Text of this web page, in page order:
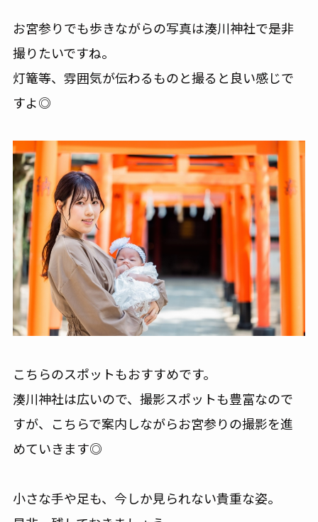
お宮参りでも歩きながらの写真は湊川神社で是非
撮りたいですね。
灯篭等、雰囲気が伝わるものと撮ると良い感じで
すよ◎
こちらのスポットもおすすめです。
湊川神社は広いので、撮影スポットも豊富なので
すが、こちらで案内しながらお宮参りの撮影を進
めていきます◎
小さな手や足も、今しか見られない貴重な姿。